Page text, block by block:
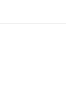
sur le
alternatives